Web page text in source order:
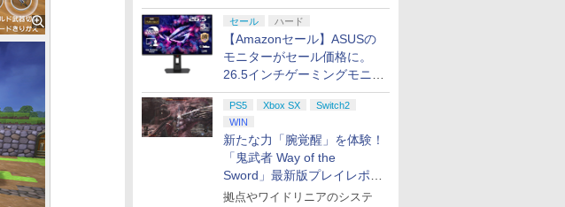
の2026年モデルがラインナ
ップ
セール ハード
【Amazonセール】ASUSの
モニターがセール価格に。
26.5インチゲーミングモニタ
ー「ROG Strix OLED
XG27ACDMS」限定モデルも
お買い得
PS5 Xbox SX
Switch2
WIN
新たな力「腕覚醒」を体験！
「鬼武者 Way of the
Sword」最新版プレイレポー
ト
拠点やワイドリニアのシステ